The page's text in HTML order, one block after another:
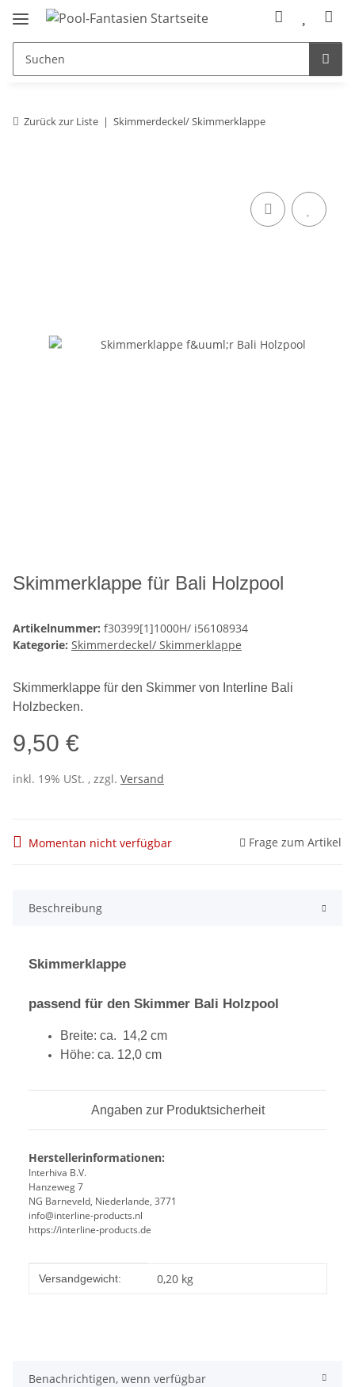
Zurück zur Liste Skimmerdeckel/ Skimmerklappe
Skimmerklappe für Bali Holzpool
Artikelnummer: f30399[1]1000H/ i56108934
Kategorie: Skimmerdeckel/ Skimmerklappe
Skimmerklappe für den Skimmer von Interline Bali
Holzbecken.
9,50 €
inkl. 19% USt. , zzgl. Versand
Momentan nicht verfügbar Frage zum Artikel
Beschreibung
Skimmerklappe
passend für den Skimmer Bali Holzpool
Breite: ca. 14,2 cm
Höhe: ca. 12,0 cm
Angaben zur Produktsicherheit
Herstellerinformationen:
Interhiva B.V.
Hanzeweg 7
NG Barneveld, Niederlande, 3771
info@interline-products.nl
https://interline-products.de
Produkteigenschaft
Wert
Versandgewicht: 0,20 kg
Benachrichtigen, wenn verfügbar